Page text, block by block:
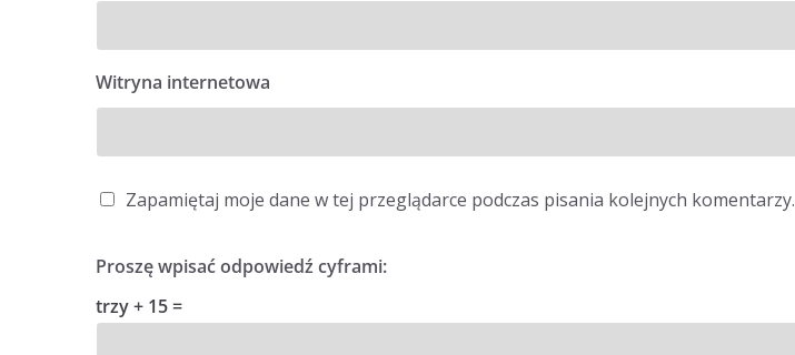
Witryna internetowa
Zapamiętaj moje dane w tej przeglądarce podczas pisania kolejnych komentarzy.
Proszę wpisać odpowiedź cyframi:
trzy + 15 =